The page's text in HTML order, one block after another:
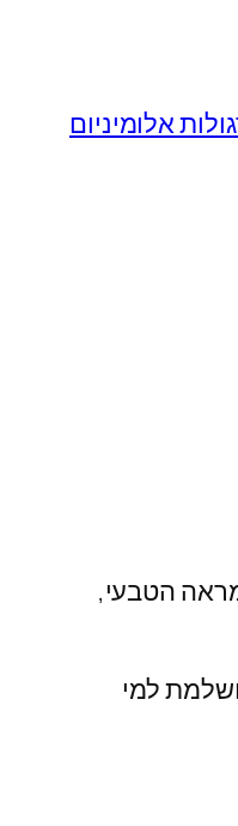
אלומיניום
הטבעי,
למי